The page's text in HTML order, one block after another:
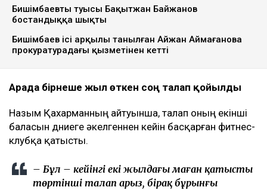
Бишімбаевтың туысы Бақытжан Байжанов
бостандыққа шықты
Бишімбаев ісі арқылы танылған Айжан Аймағанова
прокуратурадағы қызметінен кетті
Арада бірнеше жыл өткен соң талап қойылды
Назым Қахарманның айтуынша, талап оның екінші
баласын дүниеге әкелгеннен кейін басқарған фитнес-
клубқа қатысты.
– Бұл – кейінгі екі жылдағы маған қатысты
төртінші талап арыз, бірақ бұрынғы